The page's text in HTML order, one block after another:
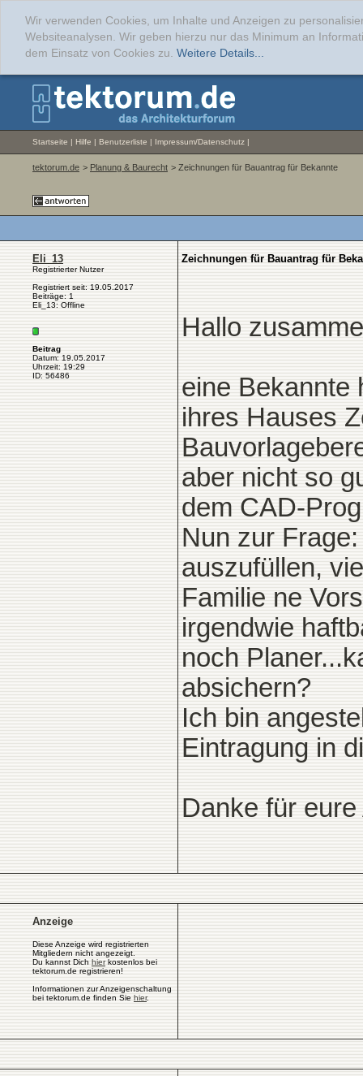
Wir verwenden Cookies, um Inhalte und Anzeigen zu
Websiteanalysen. Wir geben hierzu nur das Minimum an
dem Einsatz von Cookies zu. Weitere Details...
Startseite | Hilfe | Benutzerliste | Impressum/Datenschutz |
tektorum.de > Planung & Baurecht > Zeichnungen für Bauantrag für Bekannte
Eli_13
Registrierter Nutzer
Registriert seit: 19.05.2017
Beiträge: 1
Eli_13: Offline
Beitrag
Datum: 19.05.2017
Uhrzeit: 19:29
ID: 56486
Zeichnungen für Bauantrag für
Hallo
eine Bekannte
ihres Hauses
aber nicht so
dem CAD-
Nun zur
auszufüllen,
Familie ne
irgendwie
noch
absichern?
Ich bin
Eintragung in
Danke für
Anzeige
Diese Anzeige wird registrierten
Mitgliedern nicht angezeigt.
Du kannst Dich hierkostenlos bei
tektorum.de registrieren!
Informationen zur Anzeigenschaltung
bei tektorum.de finden Sie hier.